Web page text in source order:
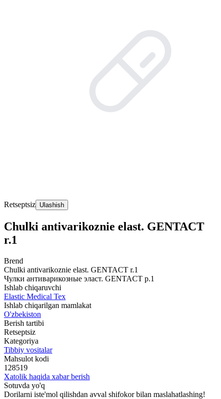
Retseptsiz Ulashish
Chulki antivarikoznie elast. GENTACT
r.1
Brend
Chulki antivarikoznie elast. GENTACT r.1
Чулки антиварикозные эласт. GENTACT р.1
Ishlab chiqaruvchi
Elastic Medical Tex
Ishlab chiqarilgan mamlakat
O'zbekiston
Berish tartibi
Retseptsiz
Kategoriya
Tibbiy vositalar
Mahsulot kodi
128519
Xatolik haqida xabar berish
Sotuvda yo'q
Dorilarni iste'mol qilishdan avval shifokor bilan maslahatlashing!